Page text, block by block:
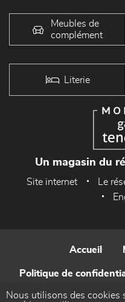
Meubles de
complément
Literie
Un magasin du
Site internet Le
Accueil
Politique de
Nous utilisons des cookies